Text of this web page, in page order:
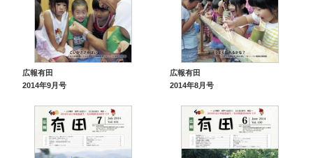
広報有田
2014年9月号
広報有田
2014年8月号